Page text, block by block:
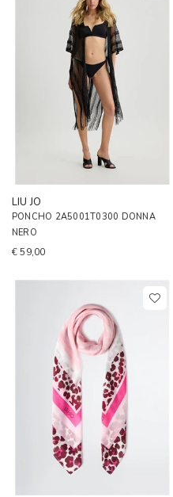
LIU JO
PONCHO 2A5001T0300 DONNA
NERO
€ 59,00